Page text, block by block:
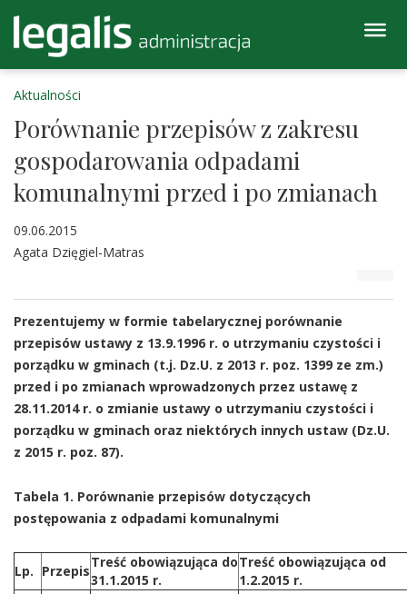
Aktualności
Porównanie przepisów z zakresu
gospodarowania odpadami
komunalnymi przed i po zmianach
09.06.2015
Agata Dzięgiel-Matras
Prezentujemy w formie tabelarycznej porównanie
przepisów ustawy z 13.9.1996 r. o utrzymaniu czystości i
porządku w gminach (t.j. Dz.U. z 2013 r. poz. 1399 ze zm.)
przed i po zmianach wprowadzonych przez ustawę z
28.11.2014 r. o zmianie ustawy o utrzymaniu czystości i
porządku w gminach oraz niektórych innych ustaw (Dz.U.
z 2015 r. poz. 87).
Tabela 1. Porównanie przepisów dotyczących
postępowania z odpadami komunalnymi
Lp. Przepis
Treść obowiązująca do
31.1.2015 r.
Treść obowiązująca od
1.2.2015 r.